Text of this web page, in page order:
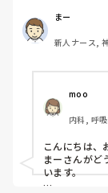
からの人間関係
ですが、異動し
起こし、優先
い』『一人を
受け持ち1人に
複数受け持ち
と業務に臨ん
そして最近師
ンターとかの
りないから育て
いろんな働き
まー
新人ナース,
moo
内科, 呼
こんにちは、
まーさんがど
います。